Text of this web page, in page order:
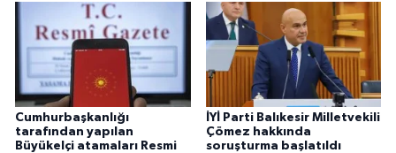
Cumhurbaşkanlığı
tarafından yapılan
Büyükelçi atamaları Resmi
İYİ Parti Balıkesir Milletvekili
Çömez hakkında
soruşturma başlatıldı